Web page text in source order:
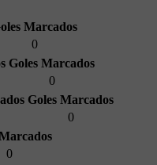
Marcados
0
Goles Marcados
0
Goles Marcados
0
0